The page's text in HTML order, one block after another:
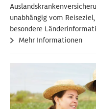
unabhängig vom
besondere
Mehr Informationen